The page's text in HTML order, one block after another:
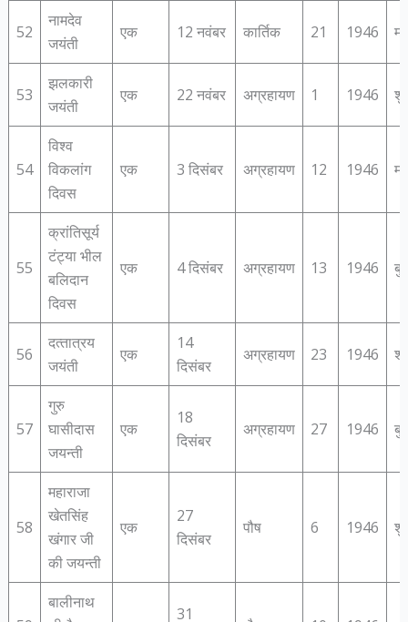
52
नामदेव
जयंती
एक 12 नवंबर कार्तिक 21 1946
53
झलकारी
जयंती
एक 22 नवंबर अग्रहायण 1 1946
54
विश्‍व
विकलांग
दिवस
एक 3 दिसंबर अग्रहायण 12 1946
55
क्रांतिसूर्य
टंट्या भील
बलिदान
दिवस
एक 4 दिसंबर अग्रहायण 13 1946
56
दत्‍तात्रय
जयंती
एक
14
दिसंबर
अग्रहायण 23 1946
57
गुरु
घासीदास
जयन्‍ती
एक
18
दिसंबर
अग्रहायण 27 1946
58
महाराजा
खेतसिंह
खंगार जी
की जयन्‍ती
एक
27
दिसंबर
पौष 6 1946
बालीनाथ
31